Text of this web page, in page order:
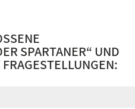
SPARTANER“ UND